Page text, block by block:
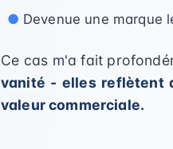
Devenue une marque
Ce cas m'a fait
vanité - elles reflètent
valeur commerciale.